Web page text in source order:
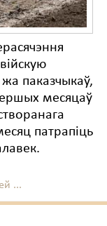
жа паказчыкаў,
месяцаў
патрапіць
...